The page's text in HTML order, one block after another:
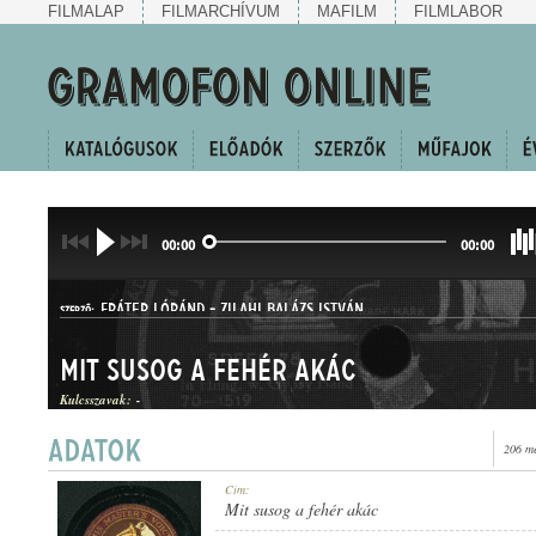
FILMALAP FILMARCHÍVUM MAFILM FILMLABOR
00:00 00:00
SZERZŐ: FRÁTER LÓRÁND -ZILAHI BALÁZS ISTVÁN
HALLGATÓ
Mit susog a fehér akác
Kulcsszavak: -
206
Cím:
Mit susog a fehér akác